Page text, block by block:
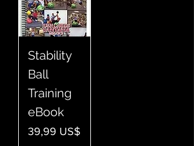
Stability
Ball
Training
eBook
Precio
39,99 US$